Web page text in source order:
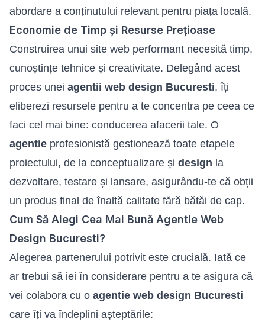
abordare a conținutului relevant pentru piața locală.
Economie de Timp și Resurse Prețioase
Construirea unui site web performant necesită timp,
cunoștințe tehnice și creativitate. Delegând acest
proces unei agentii web design Bucuresti, îți
eliberezi resursele pentru a te concentra pe ceea ce
faci cel mai bine: conducerea afacerii tale. O
agentie profesionistă gestionează toate etapele
proiectului, de la conceptualizare și design la
dezvoltare, testare și lansare, asigurându-te că obții
un produs final de înaltă calitate fără bătăi de cap.
Cum Să Alegi Cea Mai Bună Agentie Web
Design Bucuresti?
Alegerea partenerului potrivit este crucială. Iată ce
ar trebui să iei în considerare pentru a te asigura că
vei colabora cu o agentie web design Bucuresti
care îți va îndeplini așteptările: